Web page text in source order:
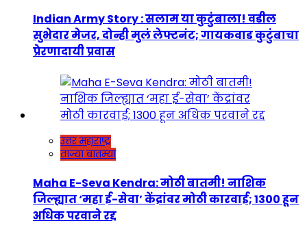
Indian Army Story : सलाम या कुटुंबाला! वडील
सुभेदार मेजर, दोन्ही मुलं लेफ्टनंट; गायकवाड कुटुंबाचा
प्रेरणादायी प्रवास
उत्तर महाराष्ट्र
ताज्या बातम्या
Maha E-Seva Kendra: मोठी बातमी! नाशिक
जिल्ह्यात ‘महा ई-सेवा’ केंद्रांवर मोठी कारवाई; 1300 हून
अधिक परवाने रद्द